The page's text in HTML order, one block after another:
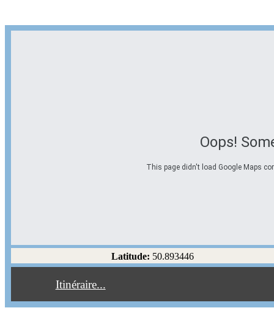
Oops!
This page didn't load Google Maps
Latitude: 50.893446
Itinéraire...
Éviter les autoroutes
Éviter les péages
Reset